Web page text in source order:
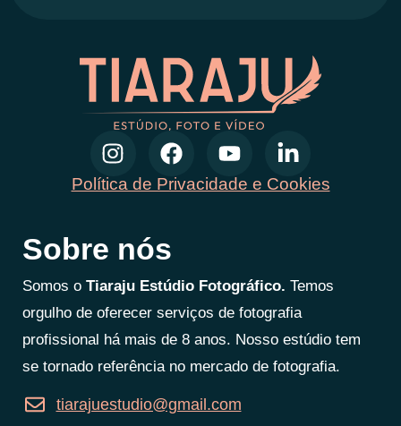
Política de Privacidade e Cookies
Sobre nós
Somos o Tiaraju Estúdio Fotográfico. Temos
orgulho de oferecer serviços de fotografia
profissional há mais de 8 anos. Nosso estúdio tem
se tornado referência no mercado de fotografia.
tiarajuestudio@gmail.com